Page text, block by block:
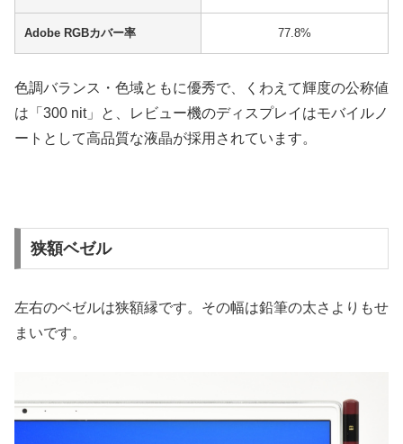
Adobe RGBカバー率 77.8%
色調バランス・色域ともに優秀で、くわえて輝度の公称値
は「300 nit」と、レビュー機のディスプレイはモバイルノ
ートとして高品質な液晶が採用されています。
狭額ベゼル
左右のベゼルは狭額縁です。その幅は鉛筆の太さよりもせ
まいです。